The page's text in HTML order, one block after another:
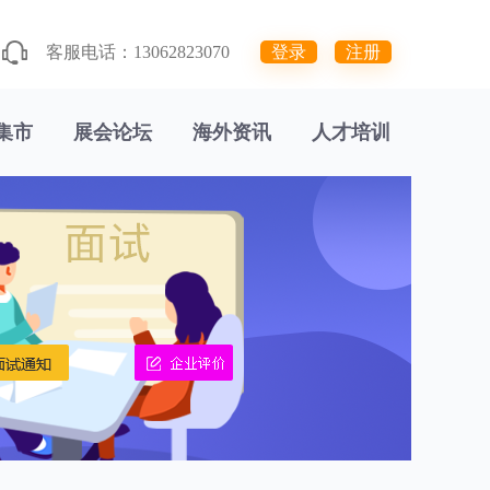
客服电话：13062823070 登录 注册
市 展会论坛 海外资讯 人才培训